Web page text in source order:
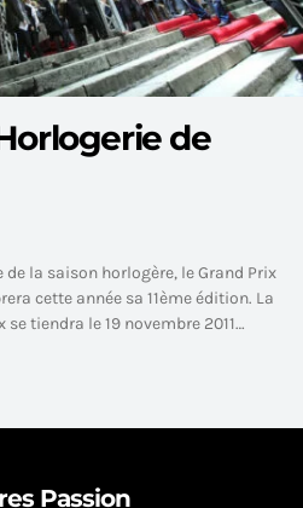
de
la saison horlogère, le Grand Prix
cette année sa 11ème édition. La
tiendra le 19 novembre 2011…
Passion